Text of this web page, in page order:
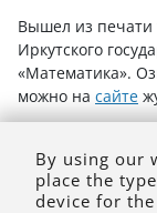
Вышел из печати
Иркутского
«Математика».
можно на сайте
Перв. Пред.
By using our
place the
device for